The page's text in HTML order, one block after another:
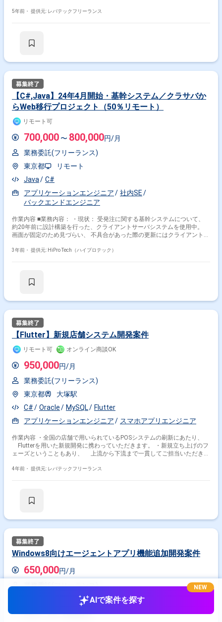
5年前・ 提供元: レバテックフリーランス
【C#,Java】24年4月開始・基幹システム／クラサバか
らWeb移行プロジェクト（50％リモート）
リモート可
700,000 〜 800,000円/月
業務委託(フリーランス)
東京都
リモート
Java
C#
アプリケーションエンジニア
社内SE
バックエンドエンジニア
作業内容 ■業務内容： ・現状： 受発注に関する基幹システムについて、
約20年前に設計構築を行った、クライアントサーバシステムを使用中。
画面が固定のため見づらい、 不具合があった際の更新にはクライアント
目指すこと： クライアントサーバからWebシステムへの移行を進めたい。
Web化を進めていくかの方針決めへ入っていただく想定です。 ・スケジュ
3年前・ 提供元: HiPro Tech（ハイプロテック）
【Flutter】新規店舗システム開発案件
リモート可 オンライン商談OK
950,000円/月
業務委託(フリーランス)
東京都
大塚駅
C#
Oracle MySQL
Flutter
アプリケーションエンジニア
スマホアプリエンジニア
作業内容 ・全国の店舗で用いられているPOSシステムの刷新にあたり、
Flutterを用いた新規開発に携わっていただきます。 ・新規立ち上げのフ
ェーズということもあり、 上流から下流まで一貫してご担当いただきま
4年前・ 提供元: レバテックフリーランス
Windows8向けエージェントアプリ機能追加開発案件
650,000円/月
業務委託(フリーランス)
AIで案件を探す
NEW